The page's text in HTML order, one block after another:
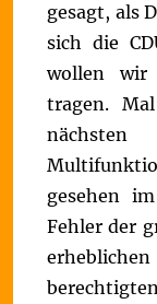
gesagt, als
sich die
wollen wir
tragen.
gesehen
Fehler der